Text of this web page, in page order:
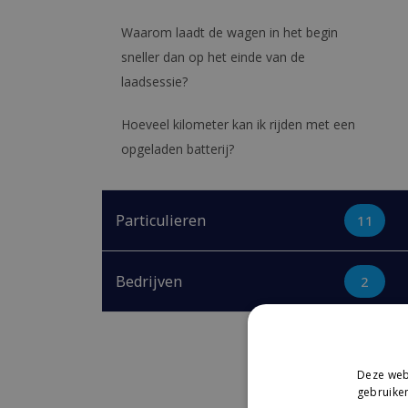
Waarom laadt de wagen in het begin
sneller dan op het einde van de
laadsessie?
Hoeveel kilometer kan ik rijden met een
opgeladen batterij?
Particulieren 11
Bedrijven 2
Deze